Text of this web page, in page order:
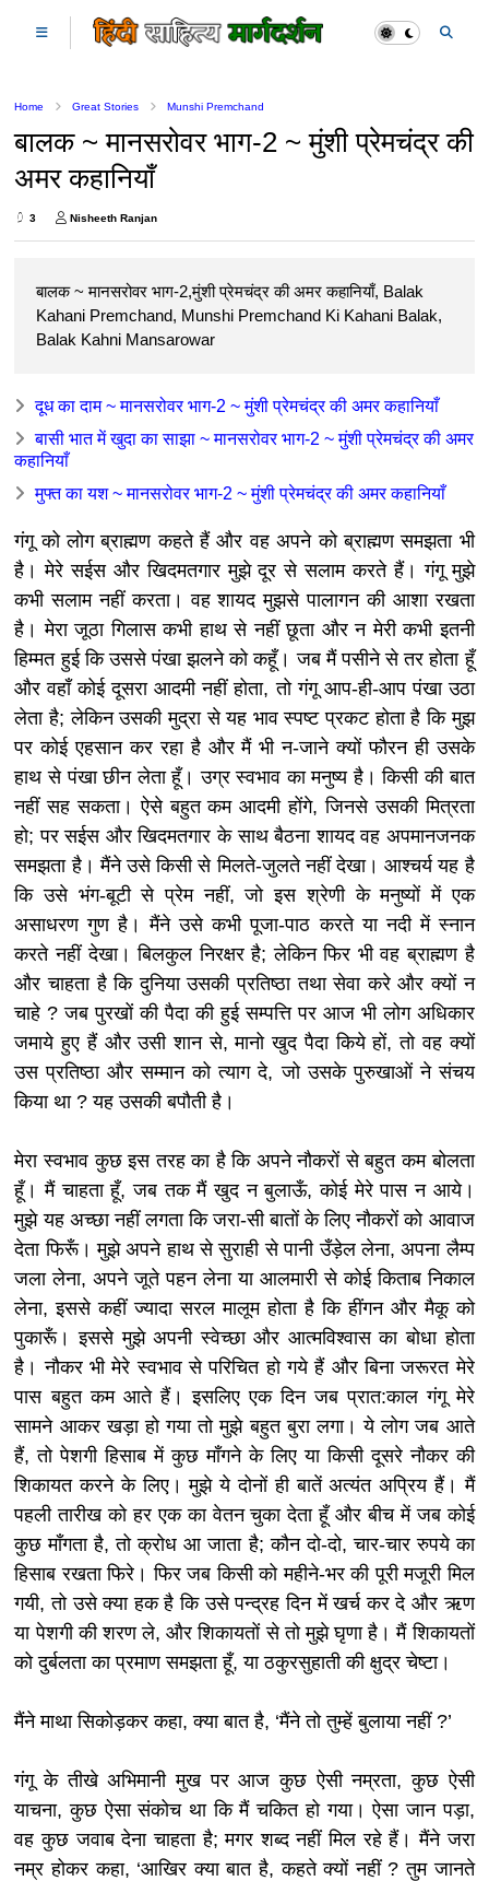
Home Great Stories Munshi Premchand
बालक ~ मानसरोवर भाग-2 ~ मुंशी प्रेमचंद्र की
अमर कहानियाँ
3 Nisheeth Ranjan
बालक ~ मानसरोवर भाग-2,मुंशी प्रेमचंद्र की अमर कहानियाँ, Balak
Kahani Premchand, Munshi Premchand Ki Kahani Balak,
Balak Kahni Mansarowar
दूध का दाम ~ मानसरोवर भाग-2 ~ मुंशी प्रेमचंद्र की अमर कहानियाँ
बासी भात में खुदा का साझा ~ मानसरोवर भाग-2 ~ मुंशी प्रेमचंद्र की अमर
कहानियाँ
मुफ्त का यश ~ मानसरोवर भाग-2 ~ मुंशी प्रेमचंद्र की अमर कहानियाँ
गंगू को लोग ब्राह्मण कहते हैं और वह अपने को ब्राह्मण समझता भी
है। मेरे सईस और खिदमतगार मुझे दूर से सलाम करते हैं। गंगू मुझे
कभी सलाम नहीं करता। वह शायद मुझसे पालागन की आशा रखता
है। मेरा जूठा गिलास कभी हाथ से नहीं छूता और न मेरी कभी इतनी
हिम्मत हुई कि उससे पंखा झलने को कहूँ। जब मैं पसीने से तर होता हूँ
और वहाँ कोई दूसरा आदमी नहीं होता, तो गंगू आप-ही-आप पंखा उठा
लेता है; लेकिन उसकी मुद्रा से यह भाव स्पष्ट प्रकट होता है कि मुझ
पर कोई एहसान कर रहा है और मैं भी न-जाने क्यों फौरन ही उसके
हाथ से पंखा छीन लेता हूँ। उग्र स्वभाव का मनुष्य है। किसी की बात
नहीं सह सकता। ऐसे बहुत कम आदमी होंगे, जिनसे उसकी मित्रता
हो; पर सईस और खिदमतगार के साथ बैठना शायद वह अपमानजनक
समझता है। मैंने उसे किसी से मिलते-जुलते नहीं देखा। आश्चर्य यह है
कि उसे भंग-बूटी से प्रेम नहीं, जो इस श्रेणी के मनुष्यों में एक
असाधरण गुण है। मैंने उसे कभी पूजा-पाठ करते या नदी में स्नान
करते नहीं देखा। बिलकुल निरक्षर है; लेकिन फिर भी वह ब्राह्मण है
और चाहता है कि दुनिया उसकी प्रतिष्ठा तथा सेवा करे और क्यों न
चाहे ? जब पुरखों की पैदा की हुई सम्पत्ति पर आज भी लोग अधिकार
जमाये हुए हैं और उसी शान से, मानो खुद पैदा किये हों, तो वह क्यों
उस प्रतिष्ठा और सम्मान को त्याग दे, जो उसके पुरुखाओं ने संचय
किया था ? यह उसकी बपौती है।
मेरा स्वभाव कुछ इस तरह का है कि अपने नौकरों से बहुत कम बोलता
हूँ। मैं चाहता हूँ, जब तक मैं खुद न बुलाऊँ, कोई मेरे पास न आये।
मुझे यह अच्छा नहीं लगता कि जरा-सी बातों के लिए नौकरों को आवाज
देता फिरूँ। मुझे अपने हाथ से सुराही से पानी उँड़ेल लेना, अपना लैम्प
जला लेना, अपने जूते पहन लेना या आलमारी से कोई किताब निकाल
लेना, इससे कहीं ज्यादा सरल मालूम होता है कि हींगन और मैकू को
पुकारूँ। इससे मुझे अपनी स्वेच्छा और आत्मविश्वास का बोधा होता
है। नौकर भी मेरे स्वभाव से परिचित हो गये हैं और बिना जरूरत मेरे
पास बहुत कम आते हैं। इसलिए एक दिन जब प्रात:काल गंगू मेरे
सामने आकर खड़ा हो गया तो मुझे बहुत बुरा लगा। ये लोग जब आते
हैं, तो पेशगी हिसाब में कुछ माँगने के लिए या किसी दूसरे नौकर की
शिकायत करने के लिए। मुझे ये दोनों ही बातें अत्यंत अप्रिय हैं। मैं
पहली तारीख को हर एक का वेतन चुका देता हूँ और बीच में जब कोई
कुछ माँगता है, तो क्रोध आ जाता है; कौन दो-दो, चार-चार रुपये का
हिसाब रखता फिरे। फिर जब किसी को महीने-भर की पूरी मजूरी मिल
गयी, तो उसे क्या हक है कि उसे पन्द्रह दिन में खर्च कर दे और ऋण
या पेशगी की शरण ले, और शिकायतों से तो मुझे घृणा है। मैं शिकायतों
को दुर्बलता का प्रमाण समझता हूँ, या ठकुरसुहाती की क्षुद्र चेष्टा।
मैंने माथा सिकोड़कर कहा, क्या बात है, ‘मैंने तो तुम्हें बुलाया नहीं ?’
गंगू के तीखे अभिमानी मुख पर आज कुछ ऐसी नम्रता, कुछ ऐसी
याचना, कुछ ऐसा संकोच था कि मैं चकित हो गया। ऐसा जान पड़ा,
वह कुछ जवाब देना चाहता है; मगर शब्द नहीं मिल रहे हैं। मैंने जरा
नम्र होकर कहा, ‘आखिर क्या बात है, कहते क्यों नहीं ? तुम जानते